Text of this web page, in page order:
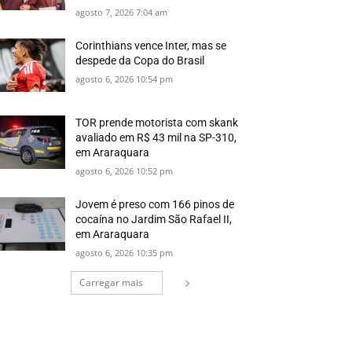
agosto 7, 2026 7:04 am
Corinthians vence Inter, mas se
despede da Copa do Brasil
agosto 6, 2026 10:54 pm
TOR prende motorista com skank
avaliado em R$ 43 mil na SP-310,
em Araraquara
agosto 6, 2026 10:52 pm
Jovem é preso com 166 pinos de
cocaína no Jardim São Rafael II,
em Araraquara
agosto 6, 2026 10:35 pm
Carregar mais